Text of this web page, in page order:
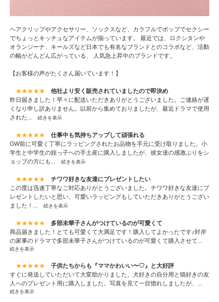
ヘアクリップやアクセサリー、ソックスなど、カラフルでポップでセクシー
でちょっとキッチュなアイテムが揃っています。 最近では、ロクシタンや
オランジーナ、キールズなど日本でも有名なブランドとのコラボなど、活動
の幅がどんどん広がっている、 人気急上昇中のブランドです。
【お客様の声がたくさん届いています！】
★★★★★
他社より安く販売されていましたので即決め
昨日届きました！早々に配送いただきありがとうございました。ご連絡が遅
くなり申し訳ありません。以前から集めておりましたが、最近ドラマで使用
された...
続きを表示
★★★★★
仕事中も気持ちアップして頑張れる
GW前に可愛く丁寧にラッピングされたお品物を手元に受け取りました。小
学生と中学生の姪っ子への手土産に購入しましたが、彼女達の感激ぶりをシ
ョップの方にも...
続きを表示
★★★★★
チワワ好きな友達にプレゼントしたい
この度は迅速丁寧なご対応ありがとうございました。チワワ好きな友達にプ
レゼントしたいと思い、可愛いラッピングもしていただきありがとうござい
ました！...
続きを表示
★★★★★
多部未華子さんがつけているのが可愛くて
商品届きました！とても可愛くて大満足です！購入してよかったです♪対岸
の家事のドラマで多部未華子さんがつけているのが可愛くて購入させて...
続きを表示
★★★★★
子供たちからも『ママかわいい〜♡』と大好評
すぐに発送していただいて大変助かりました。犬好きの自分用と猫好きの友
人へのプレゼント用に購入しました。写真を見て一目惚れしましたが、...
続きを表示